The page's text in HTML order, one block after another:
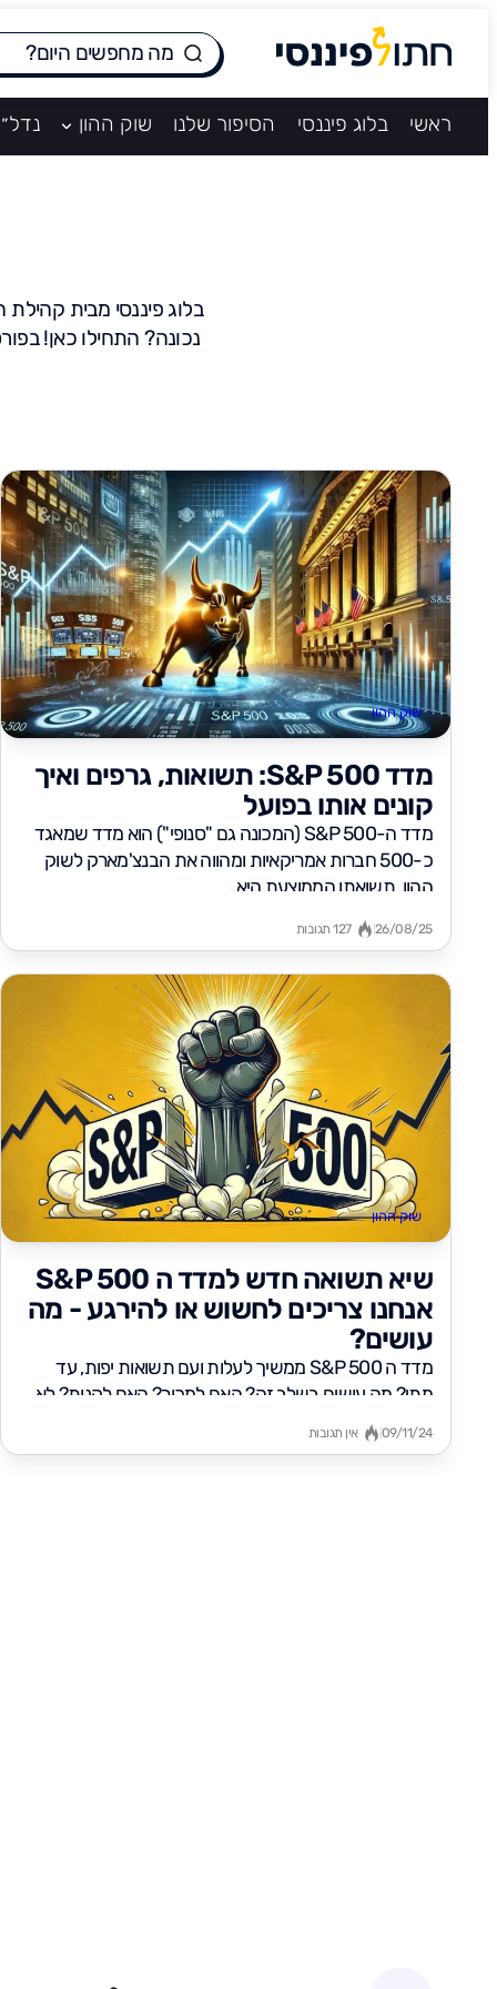
ראשי בלוג פיננסי הסיפור שלנו שוק ההון
נכונה? התחילו כאן!
שוק ההון
מדד S&P 500: תשואות, גרפים ואיך
קונים אותו בפועל
מדד ה-S&P 500 (המכונה גם "סנופי") הוא מדד שמאגד
כ-500 חברות אמריקאיות ומהווה את הבנצ'מארק לשוק
ההון. תשואתו הממוצעת היא...
26/08/25 127 תגובות
שוק ההון
שיא תשואה חדש למדד ה S&P 500
אנחנו צריכים לחשוש או להירגע - מה
עושים?
מדד ה S&P 500 ממשיך לעלות ועם תשואות יפות, עד
מתי? מה עושים בשלב זה? האם למכור? האם לקנות? לא...
09/11/24 אין תגובות